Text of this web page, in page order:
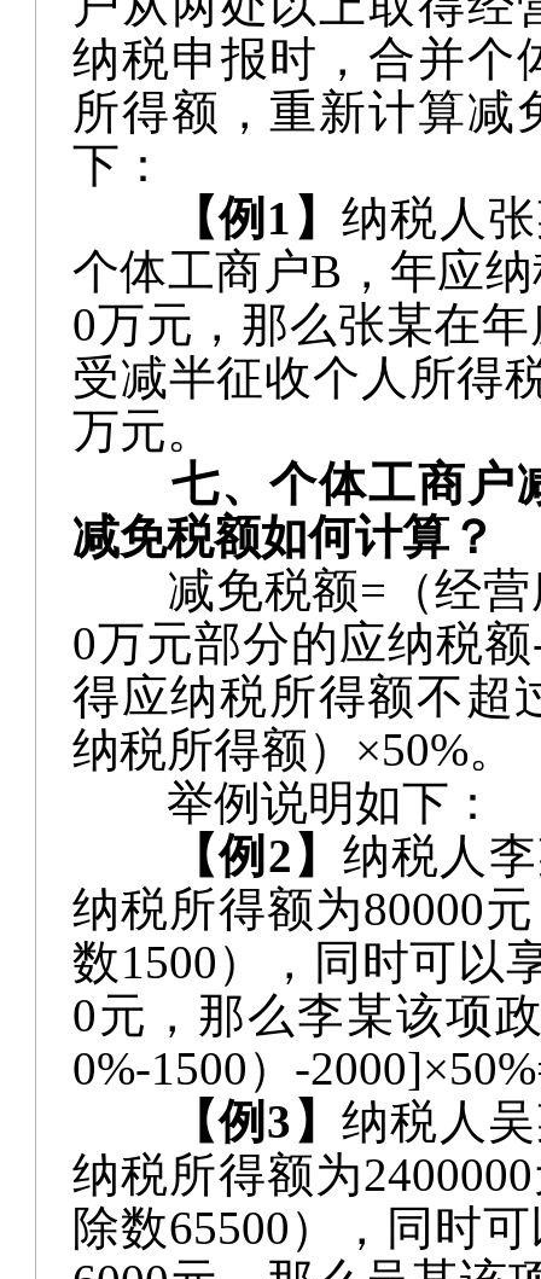
纳税申报时，合并个
所得额，重新计算减
下：
【例 1】纳税人
个体工商户B，年应
0万元，那么张某在
受减半征收个人所得
万元。
七、个体工商户
减免税额如何计算？
减免税额=（经
0万元部分的应纳税
得应纳税所得额不超
纳税所得额）×50%。
举例说明如下：
【例 2】 纳税人
纳税所得额为80000
数1500），同时可以
0元，那么李某该项
0%-1500）-
【例 3】纳税人
纳税所得额为
除数65500），同时